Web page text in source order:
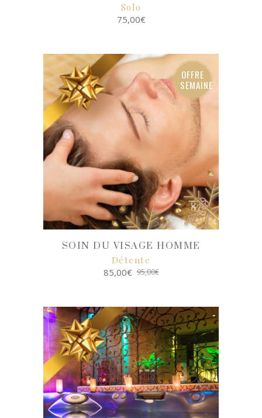
Solo
75,00€
SELECT
OPTIONS
OFFRE
SEMAINE
SOIN DU VISAGE HOMME
Détente
85,00€ 95,00€
SELECT
OPTIONS